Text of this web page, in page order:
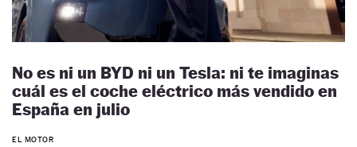
No es ni un BYD ni un Tesla: ni te imaginas
cuál es el coche eléctrico más vendido en
España en julio
EL MOTOR